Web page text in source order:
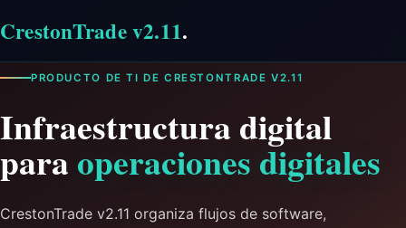
CrestonTrade v2.11.
PRODUCTO DE TI DE CRESTONTRADE V2.11
Infraestructura digital
paraoperaciones digitales
CrestonTrade v2.11 organiza flujos de software,